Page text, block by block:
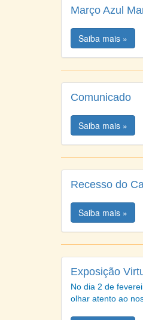
Março Azul
Saiba mais »
Comunicado
Saiba mais »
Recesso do
Saiba mais »
Exposição
No dia 2 de
olhar atento ao